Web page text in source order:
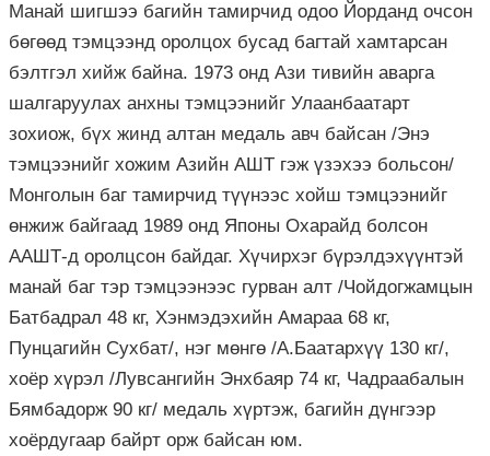
Манай шигшээ багийн тамирчид одоо Йорданд очсон
бөгөөд тэмцээнд оролцох бусад багтай хамтарсан
бэлтгэл хийж байна. 1973 онд Ази тивийн аварга
шалгаруулах анхны тэмцээнийг Улаанбаатарт
зохиож, бүх жинд алтан медаль авч байсан /Энэ
тэмцээнийг хожим Азийн АШТ гэж үзэхээ больсон/
Монголын баг тамирчид түүнээс хойш тэмцээнийг
өнжиж байгаад 1989 онд Японы Охарайд болсон
ААШТ-д оролцсон байдаг. Хүчирхэг бүрэлдэхүүнтэй
манай баг тэр тэмцээнээс гурван алт /Чойдогжамцын
Батбадрал 48 кг, Хэнмэдэхийн Амараа 68 кг,
Пунцагийн Сухбат/, нэг мөнгө /А.Баатархүү 130 кг/,
хоёр хүрэл /Лувсангийн Энхбаяр 74 кг, Чадраабалын
Бямбадорж 90 кг/ медаль хүртэж, багийн дүнгээр
хоёрдугаар байрт орж байсан юм.